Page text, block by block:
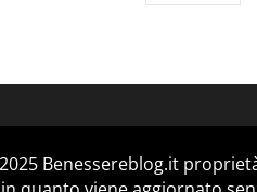
Benessereblog.it